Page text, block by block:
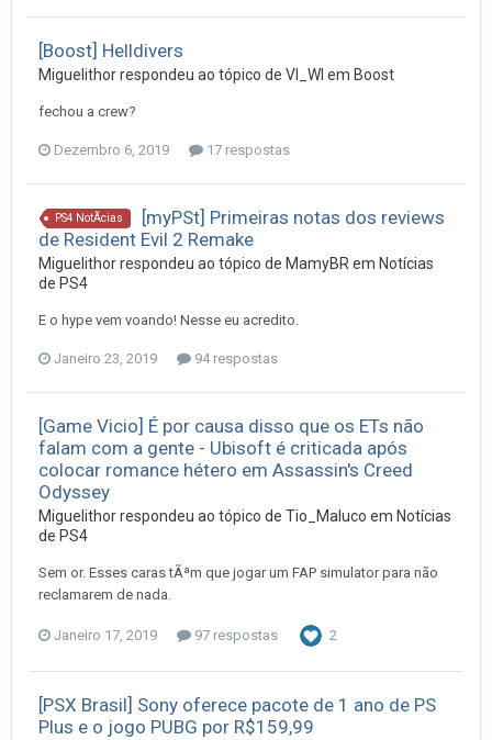
[Boost] Helldivers
Miguelithorrespondeu ao tópico de VI_WI em Boost
fechou a crew?
Dezembro 6, 2019 17 respostas
PS4 NotÃ­cias
[myPSt] Primeiras notas dos reviews
de Resident Evil 2 Remake
Miguelithorrespondeu ao tópico de MamyBR em Notí­cias
de PS4
E o hype vem voando! Nesse eu acredito.
Janeiro 23, 2019 94 respostas
[Game Vicio] É por causa disso que os ETs não
falam com a gente - Ubisoft é criticada após
colocar romance hétero em Assassin's Creed
Odyssey
Miguelithorrespondeu ao tópico de Tio_Maluco em Notí­cias
de PS4
Sem or. Esses caras tÃªm que jogar um FAP simulator para não
reclamarem de nada.
Janeiro 17, 2019 97 respostas 2
[PSX Brasil] Sony oferece pacote de 1 ano de PS
Plus e o jogo PUBG por R$159,99